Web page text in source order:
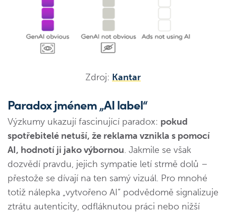
Zdroj: Kantar
Paradox jménem „AI label“
Výzkumy ukazují fascinující paradox: pokud
spotřebitelé netuší, že reklama vznikla s pomocí
AI, hodnotí ji jako výbornou. Jakmile se však
dozvědí pravdu, jejich sympatie letí strmě dolů –
přestože se dívají na ten samý vizuál. Pro mnohé
totiž nálepka „vytvořeno AI“ podvědomě signalizuje
ztrátu autenticity, odfláknutou práci nebo nižší